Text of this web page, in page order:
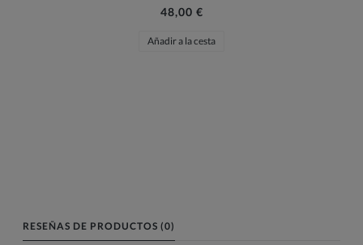
48,00 €
Añadir a la cesta
RESEÑAS DE PRODUCTOS (0)